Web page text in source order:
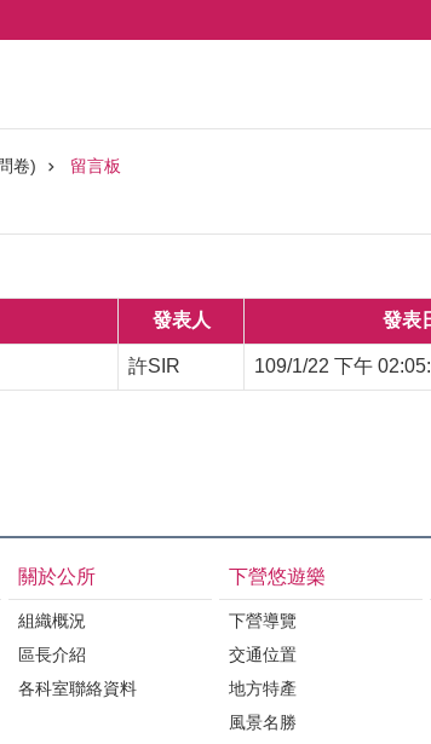
卷) 留言板
發表人 發表
許SIR 109/1/22 下午
關於公所
組織概況
區長介紹
各科室聯絡資料
下營悠遊樂
下營導覽
交通位置
地方特產
風景名勝